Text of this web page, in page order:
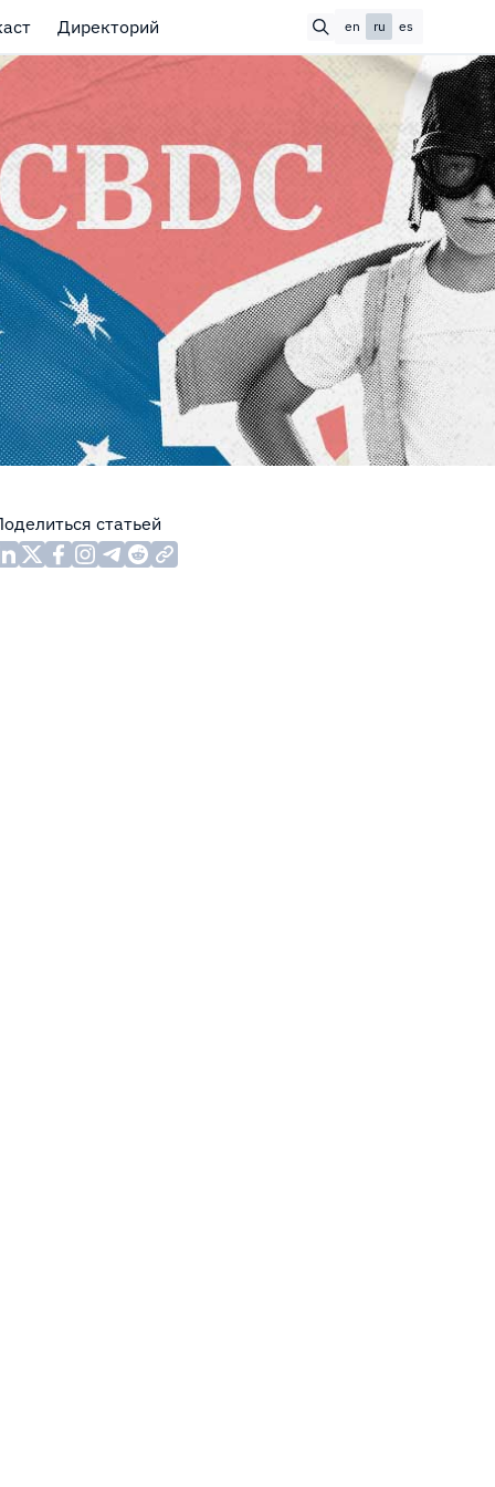
Директорий en ru es
статьей